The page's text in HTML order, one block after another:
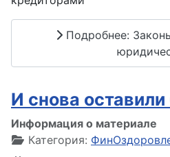
Подробнее:
И снова оставили
Информация о материале
Категория: